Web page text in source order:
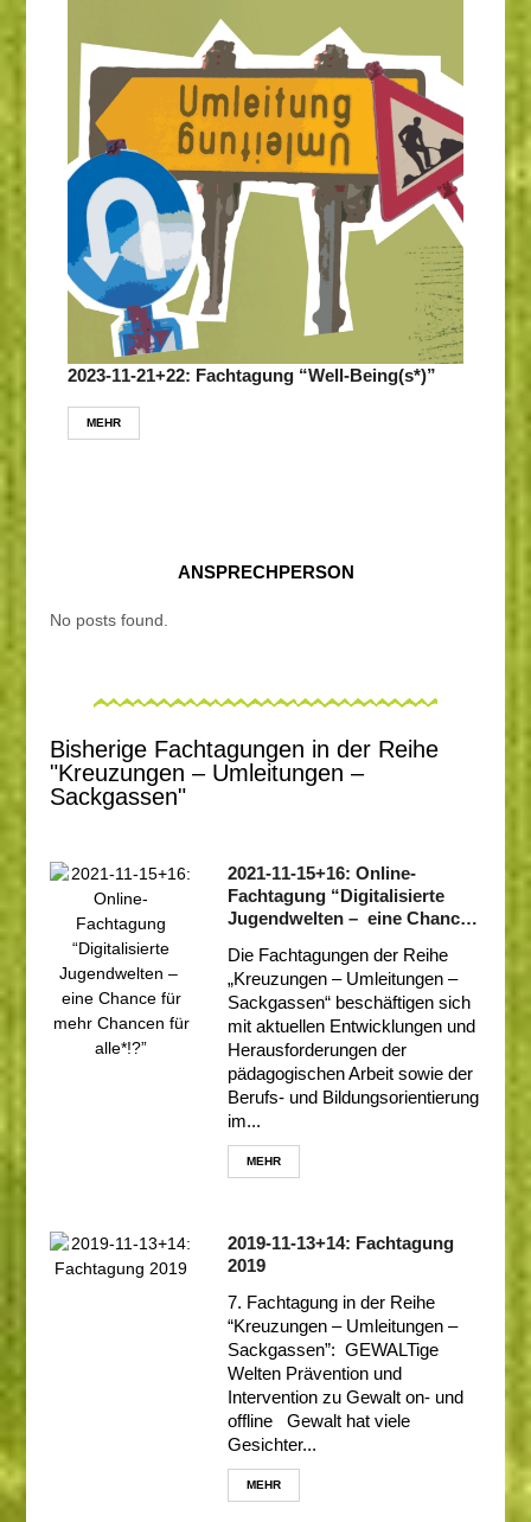
2023-11-21+22: Fachtagung “Well-Being(s*)”
MEHR
ANSPRECHPERSON
No posts found.
Bisherige Fachtagungen in der Reihe
"Kreuzungen – Umleitungen –
Sackgassen"
2021-11-15+16: Online-
Fachtagung “Digitalisierte
Jugendwelten – eine Chance
Die Fachtagungen der Reihe
„Kreuzungen – Umleitungen –
Sackgassen“ beschäftigen sich
mit aktuellen Entwicklungen und
Herausforderungen der
pädagogischen Arbeit sowie der
Berufs- und Bildungsorientierung
im...
MEHR
2019-11-13+14: Fachtagung
2019
7. Fachtagung in der Reihe
“Kreuzungen – Umleitungen –
Sackgassen”: GEWALTige
Welten Prävention und
Intervention zu Gewalt on- und
offline Gewalt hat viele
Gesichter...
MEHR